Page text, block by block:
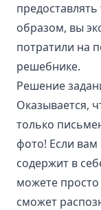
образом, вы
потратили на
решебнике.
Решение
Оказывается,
только
фото! Если
содержит в
можете просто
сможет